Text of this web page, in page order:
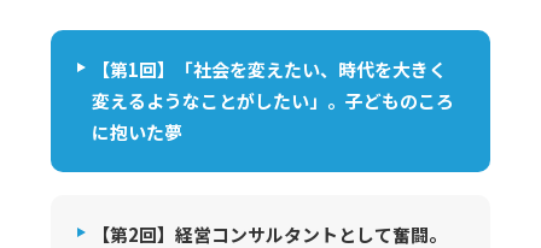
【第1回】「社会を変えたい、時代を大きく
変えるようなことがしたい」。子どものころ
に抱いた夢
【第2回】経営コンサルタントとして奮闘。